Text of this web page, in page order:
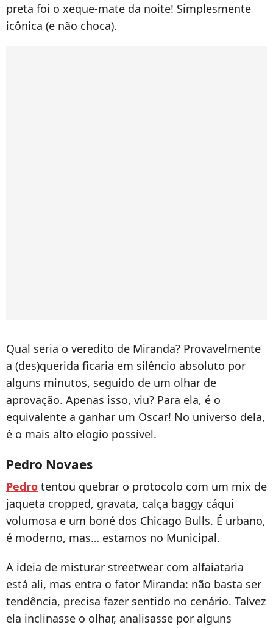
preta foi o xeque-mate da noite! Simplesmente
icônica (e não choca).
Qual seria o veredito de Miranda? Provavelmente
a (des)querida ficaria em silêncio absoluto por
alguns minutos, seguido de um olhar de
aprovação. Apenas isso, viu? Para ela, é o
equivalente a ganhar um Oscar! No universo dela,
é o mais alto elogio possível.
Pedro Novaes
Pedro tentou quebrar o protocolo com um mix de
jaqueta cropped, gravata, calça baggy cáqui
volumosa e um boné dos Chicago Bulls. É urbano,
é moderno, mas… estamos no Municipal.
A ideia de misturar streetwear com alfaiataria
está ali, mas entra o fator Miranda: não basta ser
tendência, precisa fazer sentido no cenário. Talvez
ela inclinasse o olhar, analisasse por alguns